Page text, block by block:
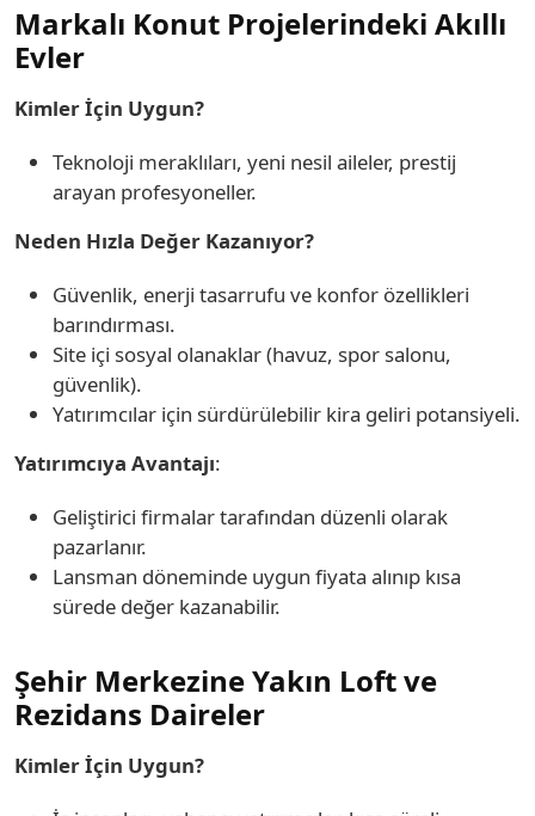
Markalı Konut Projelerindeki Akıllı
Evler
Kimler İçin Uygun?
Teknoloji meraklıları, yeni nesil aileler, prestij
arayan profesyoneller.
Neden Hızla Değer Kazanıyor?
Güvenlik, enerji tasarrufu ve konfor özellikleri
barındırması.
Site içi sosyal olanaklar (havuz, spor salonu,
güvenlik).
Yatırımcılar için sürdürülebilir kira geliri potansiyeli.
Yatırımcıya Avantajı:
Geliştirici firmalar tarafından düzenli olarak
pazarlanır.
Lansman döneminde uygun fiyata alınıp kısa
sürede değer kazanabilir.
Şehir Merkezine Yakın Loft ve
Rezidans Daireler
Kimler İçin Uygun?